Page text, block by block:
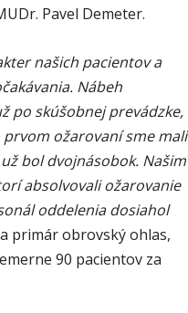
Pavel Demeter.
našich pacientov a
Nábeh
po skúšobnej prevádzke,
ožarovaní sme mali
bol dvojnásobok. Našim
absolvovali ožarovanie
oddelenia dosiahol
primár obrovský ohlas,
90 pacientov za